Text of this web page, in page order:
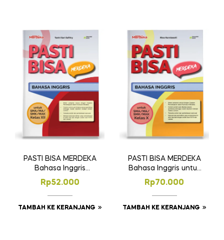
PASTI BISA MERDEKA
Bahasa Inggris
SMA/MA/SMK/MAK
Kelas XII
Rp52.000
TAMBAH KE KERANJANG
PASTI BISA MERDEKA
Bahasa Inggris untuk
SMA/MA Kelas X
Rp70.000
TAMBAH KE KERANJANG